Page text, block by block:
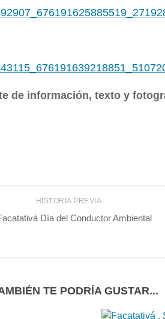
de información, texto y
HISTORIA PREVIA
Día del Conductor Ambiental
TE PODRÍA GUSTAR...